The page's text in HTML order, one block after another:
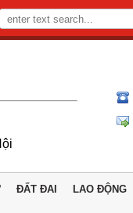
ĐẤT ĐAI LAO ĐỘNG